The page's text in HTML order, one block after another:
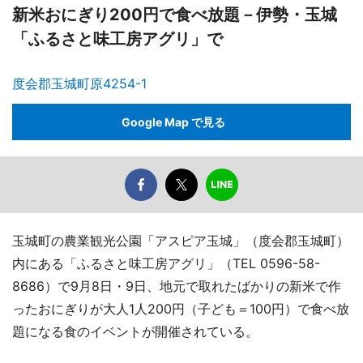
新米おにぎり200円で食べ放題－伊勢・玉城
「ふるさと味工房アグリ」で
度会郡玉城町原4254-1
Google Map で見る
玉城町の農業観光公園「アスピア玉城」（度会郡玉城町）
内にある「ふるさと味工房アグリ」（TEL 0596-58-
8686）で9月8日・9日、地元で取れたばかりの新米で作
ったおにぎりが大人1人200円（子ども＝100円）で食べ放
題になる食のイベントが開催されている。